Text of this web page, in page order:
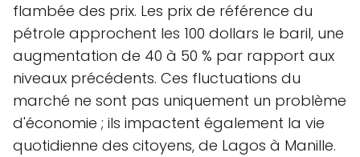
flambée des prix. Les prix de référence du
pétrole approchent les 100 dollars le baril, une
augmentation de 40 à 50 % par rapport aux
niveaux précédents. Ces fluctuations du
marché ne sont pas uniquement un problème
d'économie ; ils impactent également la vie
quotidienne des citoyens, de Lagos à Manille.